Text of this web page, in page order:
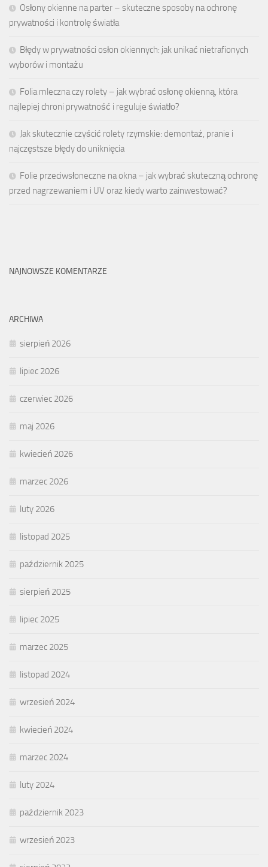
Osłony okienne na parter – skuteczne sposoby na ochronę
prywatności i kontrolę światła
Błędy w prywatności osłon okiennych: jak unikać nietrafionych
wyborów i montażu
Folia mleczna czy rolety – jak wybrać osłonę okienną, która
najlepiej chroni prywatność i reguluje światło?
Jak skutecznie czyścić rolety rzymskie: demontaż, pranie i
najczęstsze błędy do uniknięcia
Folie przeciwsłoneczne na okna – jak wybrać skuteczną ochronę
przed nagrzewaniem i UV oraz kiedy warto zainwestować?
NAJNOWSZE KOMENTARZE
ARCHIWA
sierpień 2026
lipiec 2026
czerwiec 2026
maj 2026
kwiecień 2026
marzec 2026
luty 2026
listopad 2025
październik 2025
sierpień 2025
lipiec 2025
marzec 2025
listopad 2024
wrzesień 2024
kwiecień 2024
marzec 2024
luty 2024
październik 2023
wrzesień 2023